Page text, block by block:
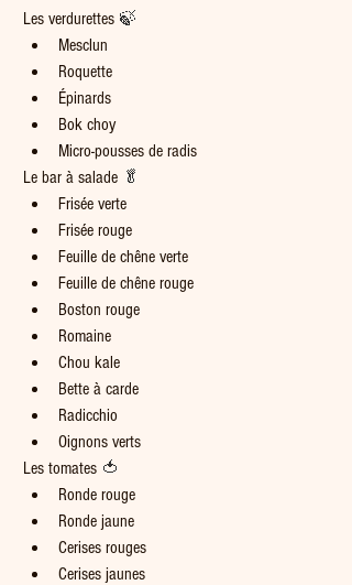
Les verdurettes 🍃
Mesclun
Roquette
Épinards
Bok choy
Micro-pousses de radis
Le bar à salade 🥬
Frisée verte
Frisée rouge
Feuille de chêne verte
Feuille de chêne rouge
Boston rouge
Romaine
Chou kale
Bette à carde
Radicchio
Oignons verts
Les tomates 🍅
Ronde rouge
Ronde jaune
Cerises rouges
Cerises jaunes